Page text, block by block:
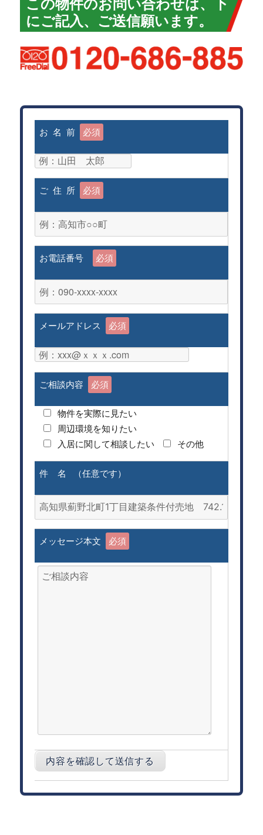
この物件のお問い合わせは、下
にご記入、ご送信願います。
お 名 前 必須
ご 住 所 必須
お電話番号 必須
メールアドレス 必須
ご相談内容 必須
物件を実際に見たい
周辺環境を知りたい
入居に関して相談したい
その他
件 名 （任意です）
メッセージ本文 必須